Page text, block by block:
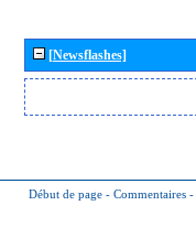
[Newsflashes]
Début de page - Commentaires -